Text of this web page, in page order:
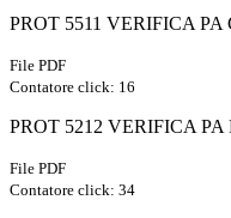
PROT 5511 VERIFICA PA
File PDF
Contatore click: 16
PROT 5212 VERIFICA
File PDF
Contatore click: 34